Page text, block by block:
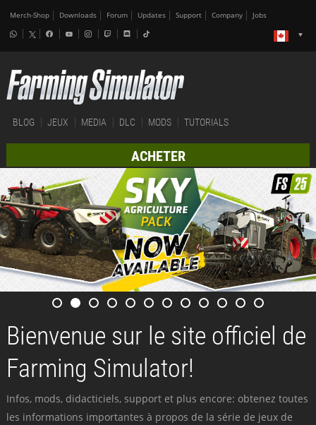
Merch-Shop Downloads Forum Updates Support Company Jobs
BLOG JEUX MEDIA DLC MODS TUTORIALS
ACHETER
Bienvenue sur le site officiel de
Farming Simulator!
Infos, mods, didacticiels, support et plus encore: obtenez toutes
les informations importantes à propos de la série de jeux de